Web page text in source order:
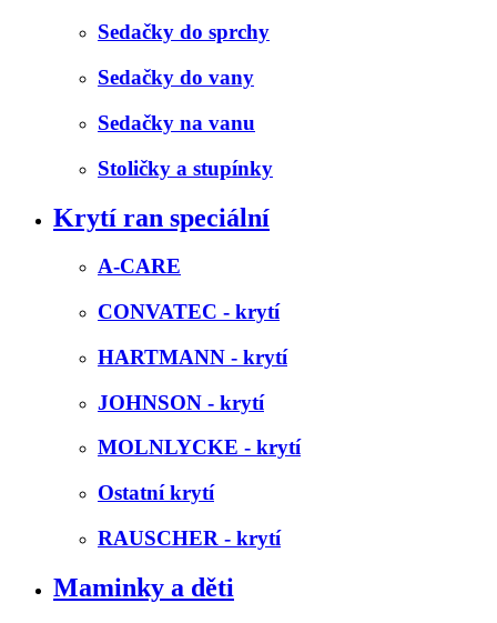
Sedačky do sprchy
Sedačky do vany
Sedačky na vanu
Stoličky a stupínky
Krytí ran speciální
A-CARE
CONVATEC - krytí
HARTMANN - krytí
JOHNSON - krytí
MOLNLYCKE - krytí
Ostatní krytí
RAUSCHER - krytí
Maminky a děti